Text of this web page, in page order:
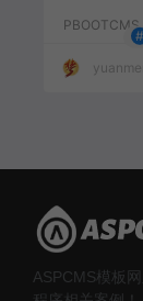
PBOOTCMS
#
ASPCMS模板